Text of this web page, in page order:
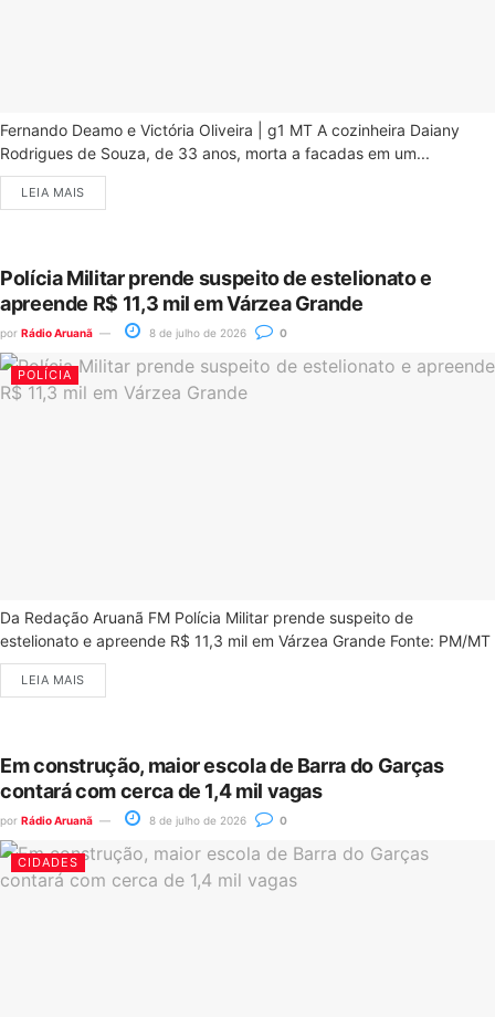
Fernando Deamo e Victória Oliveira | g1 MT A cozinheira Daiany
Rodrigues de Souza, de 33 anos, morta a facadas em um...
LEIA MAIS
Polícia Militar prende suspeito de estelionato e
apreende R$ 11,3 mil em Várzea Grande
por Rádio Aruanã 8 de julho de 2026 0
POLÍCIA
Da Redação Aruanã FM Polícia Militar prende suspeito de
estelionato e apreende R$ 11,3 mil em Várzea Grande Fonte: PM/MT
LEIA MAIS
Em construção, maior escola de Barra do Garças
contará com cerca de 1,4 mil vagas
por Rádio Aruanã 8 de julho de 2026 0
CIDADES